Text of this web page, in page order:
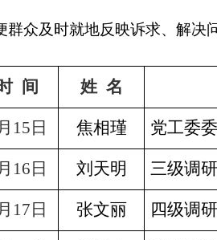
群众及时就地反映诉求、解
间 姓 名
15日 焦相瑾 党工委
16日 刘天明 三级调
17日 张文丽 四级调